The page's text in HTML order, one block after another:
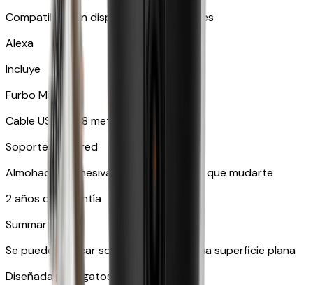
Compatible con dispositivos inteligentes
Alexa
Incluye
Furbo Mini
Cable USB de 1,8 metros
Soporte de pared
Almohadilla adhesiva ideal por si tienes que mudarte
2 años de garantía
Summary
Se puede colocar sobre una mesa o una superficie plana
Diseñada para gatos